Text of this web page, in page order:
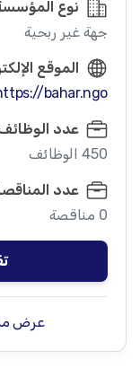
نوع
جهة غير ربحية
الموقع
bahar.ngo
عدد
450 الوظائف
عدد
0 مناقصة
عرض